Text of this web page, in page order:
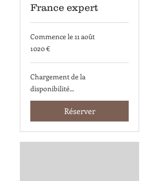
France expert
Commence le 11 août
euros
1 020 €
Chargement de la
disponibilité...
Réserver